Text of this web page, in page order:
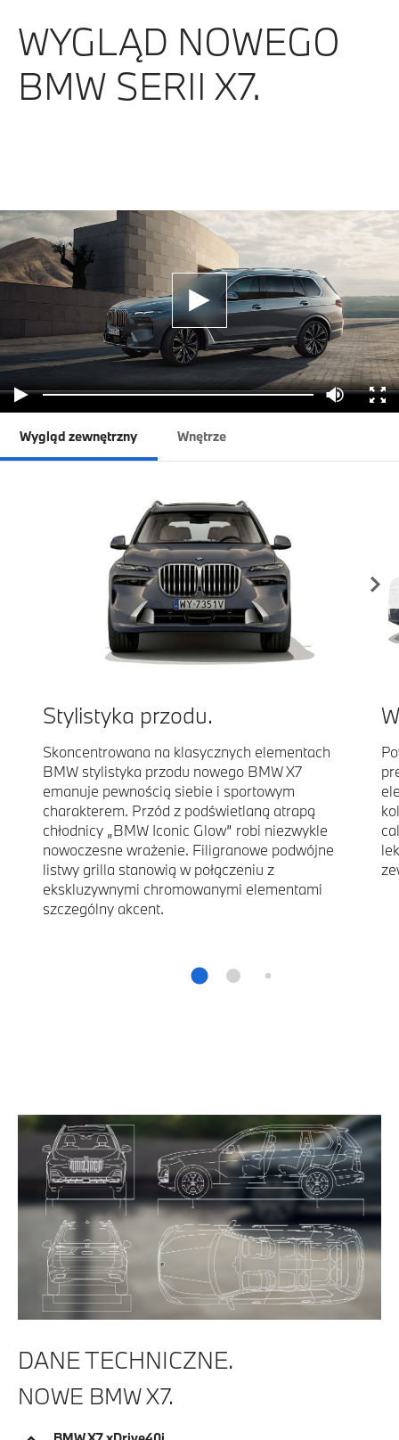
WYGLĄD NOWEGO
BMW SERII X7.
Wygląd zewnętrzny Wnętrze
Stylistyka przodu.
Skoncentrowana na klasycznych elementach
BMW stylistyka przodu nowego BMW X7
emanuje pewnością siebie i sportowym
charakterem. Przód z podświetlaną atrapą
chłodnicy „BMW Iconic Glow” robi niezwykle
nowoczesne wrażenie. Filigranowe podwójne
listwy grilla stanowią w połączeniu z
ekskluzywnymi chromowanymi elementami
szczególny akcent.
DANE TECHNICZNE.
NOWE BMW X7.